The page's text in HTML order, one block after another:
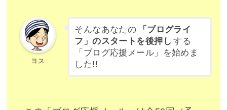
ヨス
そんなあなたの
「ブログライ
フ」のスタートを後押し する
「ブログ応援メール」を始めま
した!!